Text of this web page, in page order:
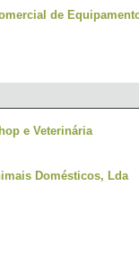
de
e Veterinária
Domésticos, Lda